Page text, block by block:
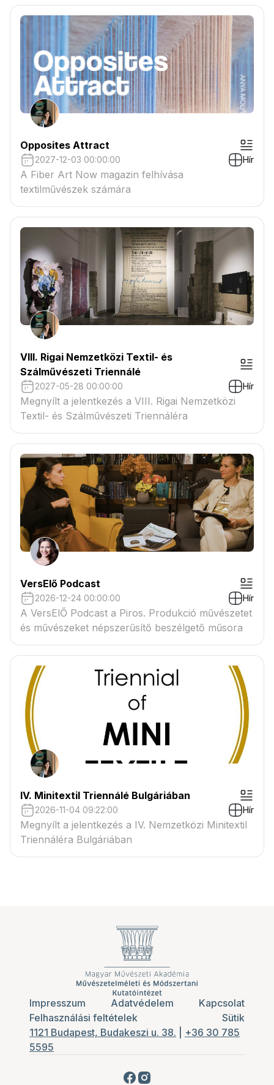
csatolmányban
Opposites Attract
2027-12-03 00:00:00 Hír
A Fiber Art Now magazin felhívása
textilművészek számára
VIII. Rigai Nemzetközi Textil- és
Szálművészeti Triennálé
2027-05-28 00:00:00 Hír
Megnyílt a jelentkezés a VIII. Rigai Nemzetközi
Textil- és Szálművészeti Triennáléra
VersElő Podcast
2026-12-24 00:00:00 Hír
A VersElŐ Podcast a Piros. Produkció művészetet
és művészeket népszerűsítő beszélgető műsora
IV. Minitextil Triennálé Bulgáriában
2026-11-04 09:22:00 Hír
Megnyílt a jelentkezés a IV. Nemzetközi Minitextil
Triennáléra Bulgáriában
Impresszum Adatvédelem
Kapcsolat
Felhasználási feltételek
Sütik
1121 Budapest, Budakeszi u. 38.
+36 30 785
5595